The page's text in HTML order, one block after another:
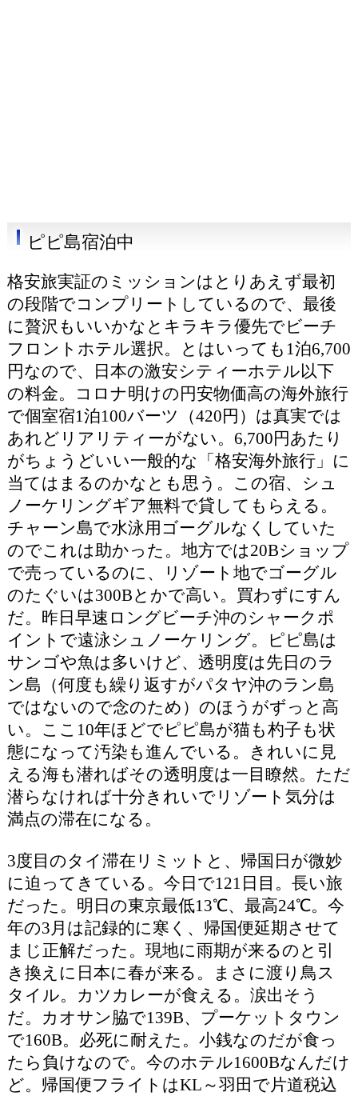
ピピ島宿泊中
格安旅実証のミッションはとりあえず最初
の段階でコンプリートしているので、最後
に贅沢もいいかなとキラキラ優先でビーチ
フロントホテル選択。とはいっても1泊6,700
円なので、日本の激安シティーホテル以下
の料金。コロナ明けの円安物価高の海外旅行
で個室宿1泊100バーツ（420円）は真実では
あれどリアリティーがない。6,700円あたり
がちょうどいい一般的な「格安海外旅行」に
当てはまるのかなとも思う。この宿、シュ
ノーケリングギア無料で貸してもらえる。
チャーン島で水泳用ゴーグルなくしていた
のでこれは助かった。地方では20Bショップ
で売っているのに、リゾート地でゴーグル
のたぐいは300Bとかで高い。買わずにすん
だ。昨日早速ロングビーチ沖のシャークポ
イントで遠泳シュノーケリング。ピピ島は
サンゴや魚は多いけど、透明度は先日のラ
ン島（何度も繰り返すがパタヤ沖のラン島
ではないので念のため）のほうがずっと高
い。ここ10年ほどでピピ島が猫も杓子も状
態になって汚染も進んでいる。きれいに見
える海も潜ればその透明度は一目瞭然。ただ
潜らなければ十分きれいでリゾート気分は
満点の滞在になる。
3度目のタイ滞在リミットと、帰国日が微妙
に迫ってきている。今日で121日目。長い旅
だった。明日の東京最低13℃、最高24℃。今
年の3月は記録的に寒く、帰国便延期させて
まじ正解だった。現地に雨期が来るのと引
き換えに日本に春が来る。まさに渡り鳥ス
タイル。カツカレーが食える。涙出そう
だ。カオサン脇で139B、プーケットタウン
で160B。必死に耐えた。小銭なのだが食っ
たら負けなので。今のホテル1600Bなんだけ
ど。帰国便フライトはKL～羽田で片道税込